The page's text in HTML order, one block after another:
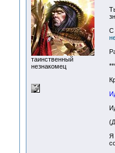
таинственный
незнакомец
С
Я